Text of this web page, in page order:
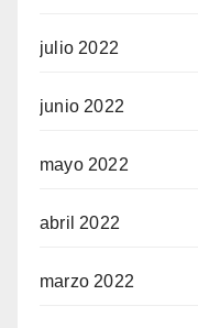
julio 2022
junio 2022
mayo 2022
abril 2022
marzo 2022